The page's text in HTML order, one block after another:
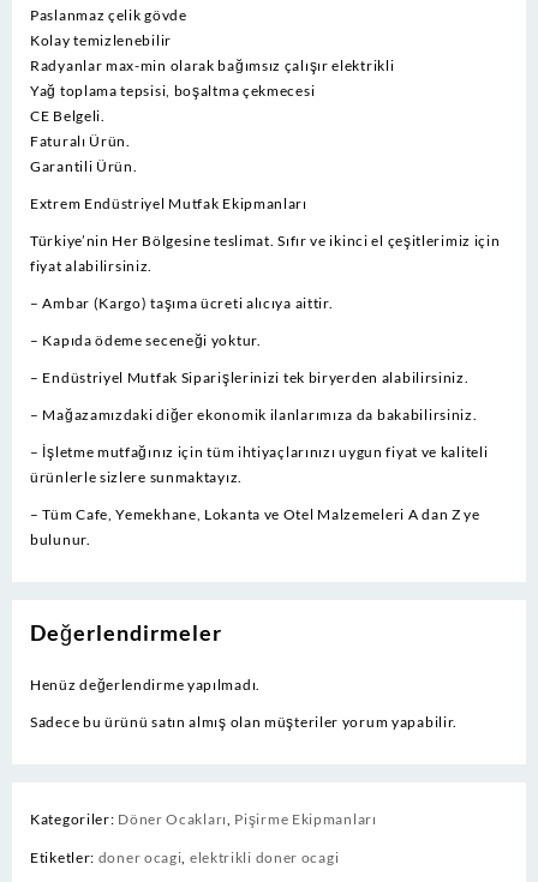
Paslanmaz çelik gövde
Kolay temizlenebilir
Radyanlar max-min olarak bağımsız çalışır elektrikli
Yağ toplama tepsisi, boşaltma çekmecesi
CE Belgeli.
Faturalı Ürün.
Garantili Ürün.
Extrem Endüstriyel Mutfak Ekipmanları
Türkiye’nin Her Bölgesine teslimat. Sıfır ve ikinci el çeşitlerimiz için
fiyat alabilirsiniz.
– Ambar (Kargo) taşıma ücreti alıcıya aittir.
– Kapıda ödeme seceneği yoktur.
– Endüstriyel Mutfak Siparişlerinizi tek biryerden alabilirsiniz.
– Mağazamızdaki diğer ekonomik ilanlarımıza da bakabilirsiniz.
– İşletme mutfağınız için tüm ihtiyaçlarınızı uygun fiyat ve kaliteli
ürünlerle sizlere sunmaktayız.
– Tüm Cafe, Yemekhane, Lokanta ve Otel Malzemeleri A dan Z ye
bulunur.
Değerlendirmeler
Henüz değerlendirme yapılmadı.
Sadece bu ürünü satın almış olan müşteriler yorum yapabilir.
Kategoriler: Döner Ocakları Pişirme Ekipmanları
Etiketler: doner ocagi elektrikli doner ocagi